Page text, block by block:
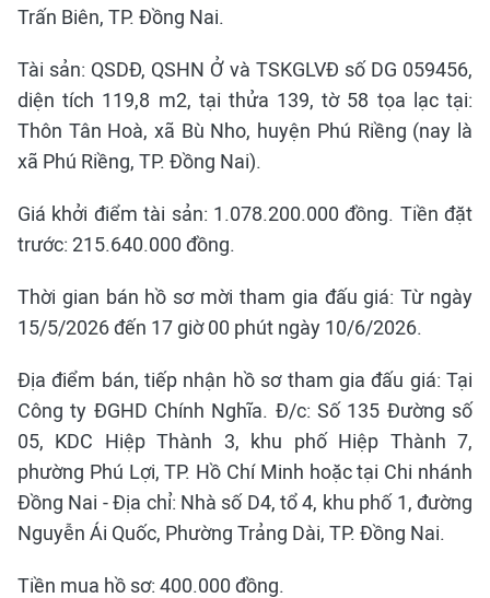
Trấn Biên, TP. Đồng Nai.
Tài sản: QSDĐ, QSHN Ở và TSKGLVĐ số DG 059456,
diện tích 119,8 m2, tại thửa 139, tờ 58 tọa lạc tại:
Thôn Tân Hoà, xã Bù Nho, huyện Phú Riềng (nay là
xã Phú Riềng, TP. Đồng Nai).
Giá khởi điểm tài sản: 1.078.200.000 đồng. Tiền đặt
trước: 215.640.000 đồng.
Thời gian bán hồ sơ mời tham gia đấu giá: Từ ngày
15/5/2026 đến 17 giờ 00 phút ngày 10/6/2026.
Địa điểm bán, tiếp nhận hồ sơ tham gia đấu giá: Tại
Công ty ĐGHD Chính Nghĩa. Đ/c: Số 135 Đường số
05, KDC Hiệp Thành 3, khu phố Hiệp Thành 7,
phường Phú Lợi, TP. Hồ Chí Minh hoặc tại Chi nhánh
Đồng Nai - Địa chỉ: Nhà số D4, tổ 4, khu phố 1, đường
Nguyễn Ái Quốc, Phường Trảng Dài, TP. Đồng Nai.
Tiền mua hồ sơ: 400.000 đồng.